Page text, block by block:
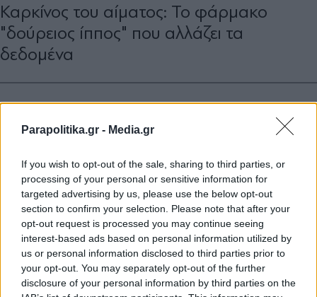
Parapolitika.gr - Media.gr
If you wish to opt-out of the sale, sharing to third parties, or
processing of your personal or sensitive information for
targeted advertising by us, please use the below opt-out
section to confirm your selection. Please note that after your
opt-out request is processed you may continue seeing
interest-based ads based on personal information utilized by
us or personal information disclosed to third parties prior to
your opt-out. You may separately opt-out of the further
disclosure of your personal information by third parties on the
Καρκίνος του αίματος: Το φάρμακο
"δούρειος ίππος" που αλλάζει τα
δεδομένα